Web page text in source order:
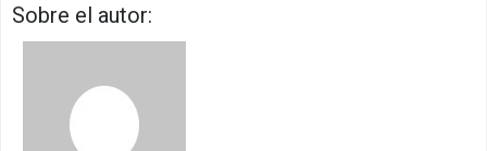
Sobre el autor: